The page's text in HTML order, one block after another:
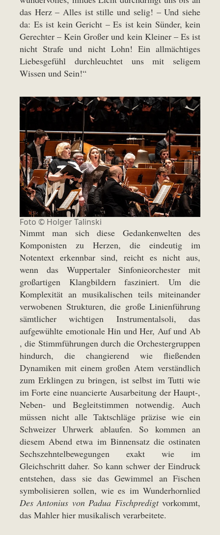
das Herz – Alles ist stille und selig! – Und siehe
da: Es ist kein Gericht – Es ist kein Sünder, kein
Gerechter – Kein Großer und kein Kleiner – Es ist
nicht Strafe und nicht Lohn! Ein allmächtiges
Liebesgefühl durchleuchtet uns mit seligem
Wissen und Sein!“
Foto © Holger Talinski
Nimmt man sich diese Gedankenwelten des
Komponisten zu Herzen, die eindeutig im
Notentext erkennbar sind, reicht es nicht aus,
wenn das Wuppertaler Sinfonieorchester mit
großartigen Klangbildern fasziniert. Um die
Komplexität an musikalischen teils miteinander
verwobenen Strukturen, die große Linienführung
sämtlicher wichtigen Instrumentalsoli, das
aufgewühlte emotionale Hin und Her, Auf und Ab
, die Stimmführungen durch die Orchestergruppen
hindurch, die changierend wie fließenden
Dynamiken mit einem großen Atem verständlich
zum Erklingen zu bringen, ist selbst im Tutti wie
im Forte eine nuancierte Ausarbeitung der Haupt-,
Neben- und Begleitstimmen notwendig. Auch
müssen nicht alle Taktschläge präzise wie ein
Schweizer Uhrwerk ablaufen. So kommen an
diesem Abend etwa im Binnensatz die ostinaten
Sechszehntelbewegungen exakt wie im
Gleichschritt daher. So kann schwer der Eindruck
entstehen, dass sie das Gewimmel an Fischen
symbolisieren sollen, wie es im Wunderhornlied
Des Antonius von Padua Fischpredigtvorkommt,
das Mahler hier musikalisch verarbeitete.